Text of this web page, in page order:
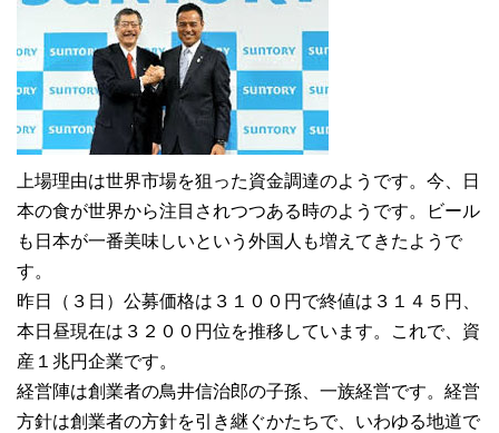
上場理由は世界市場を狙った資金調達のようです。今、日
本の食が世界から注目されつつある時のようです。ビール
も日本が一番美味しいという外国人も増えてきたようで
す。
昨日（３日）公募価格は３１００円で終値は３１４５円、
本日昼現在は３２００円位を推移しています。これで、資
産１兆円企業です。
経営陣は創業者の鳥井信治郎の子孫、一族経営です。経営
方針は創業者の方針を引き継ぐかたちで、いわゆる地道で